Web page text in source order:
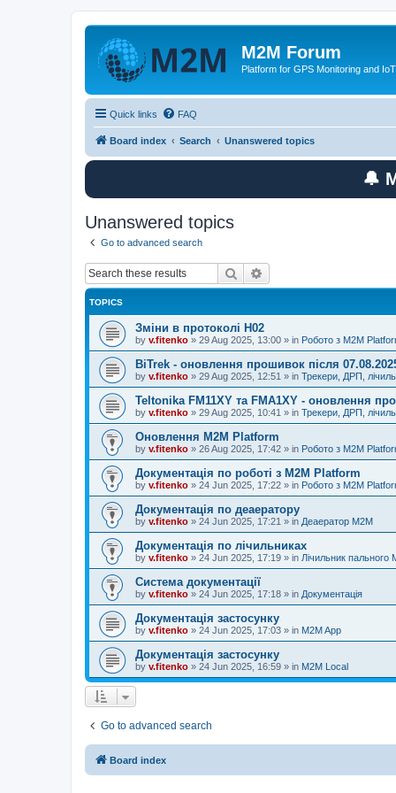
M2M Forum
Platform for GPS Monitoring and IoT
Quick links FAQ
Board index Search Unanswered topics
🔔
Unanswered topics
Go to advanced search
Search
TOPICS
Зміни в протоколі H02
by v.fitenko » 29 Aug 2025, 13:00 » in Робото з M2M
BiTrek - оновлення прошивок після
by v.fitenko » 29 Aug 2025, 12:51 » in Трекери, ДРП,
Teltonika FM11XY та FMA1XY - оновлення
by v.fitenko » 29 Aug 2025, 10:41 » in Трекери, ДРП,
Оновлення M2M Platform
by v.fitenko » 26 Aug 2025, 17:42 » in Робото з M2M
Документація по роботі з M2M Platform
by v.fitenko » 24 Jun 2025, 17:22 » in Робото з M2M
Документація по деаератору
by v.fitenko » 24 Jun 2025, 17:21 » in Деаератор M2M
Документація по лічильниках
by v.fitenko » 24 Jun 2025, 17:19 » in Лічильник пального
Система документації
by v.fitenko » 24 Jun 2025, 17:18 » in Документація
Документація застосунку
by v.fitenko » 24 Jun 2025, 17:03 » in M2M App
Документація застосунку
by v.fitenko » 24 Jun 2025, 16:59 » in M2M Local
Go to advanced search
Board index